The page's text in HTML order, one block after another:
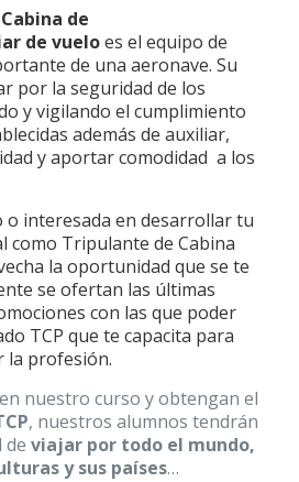
de
de vueloes el equipo de
de una aeronave. Su
por la seguridad de los
y vigilando el cumplimiento
además de auxiliar,
y aportar comodidad a los
o interesada en desarrollar tu
como Tripulante de Cabina
la oportunidad que se te
se ofertan las últimas
con las que poder
TCP que te capacita para
la profesión.
nuestro curso y obtengan el
, nuestros alumnos tendrán
de viajar por todo el mundo,
y sus países…